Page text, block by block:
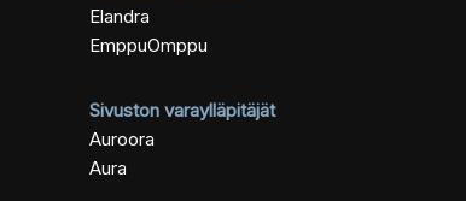
Elandra
EmppuOmppu
Sivuston varaylläpitäjät
Auroora
Aura